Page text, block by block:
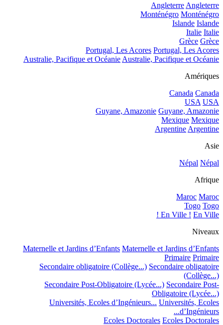
Angleterre Angleterre
Monténégro Monténégro
Islande Islande
Italie Italie
Grèce Grèce
Portugal, Les Acores Portugal, Les Acores
Australie, Pacifique et Océanie Australie, Pacifique et Océanie
Amériques
Canada Canada
USA USA
Guyane, Amazonie Guyane, Amazonie
Mexique Mexique
Argentine Argentine
Asie
Népal Népal
Afrique
Maroc Maroc
Togo Togo
En Ville ! En Ville !
Niveaux
Maternelle et Jardins d’Enfants Maternelle et Jardins d’Enfants
Primaire Primaire
Secondaire obligatoire (Collège...) Secondaire obligatoire
(Collège...)
Secondaire Post-Obligatoire (Lycée...) Secondaire Post-
Obligatoire (Lycée...)
Universités, Ecoles d’Ingénieurs... Universités, Ecoles
d’Ingénieurs...
Ecoles Doctorales Ecoles Doctorales